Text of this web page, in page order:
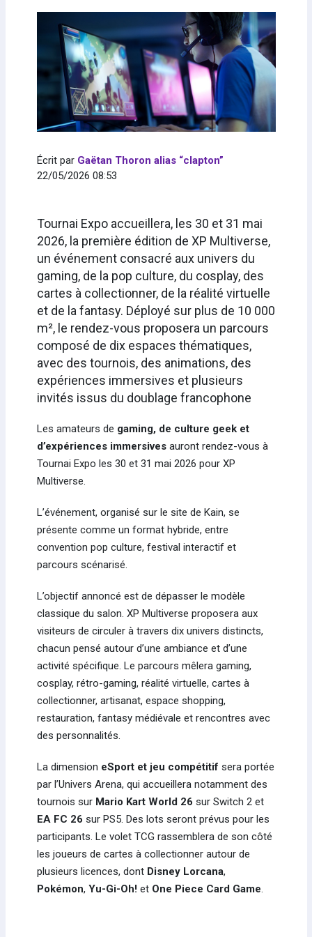
Écrit par Gaëtan Thoron alias “clapton”
22/05/2026 08:53
Tournai Expo accueillera, les 30 et 31 mai
2026, la première édition de XP Multiverse,
un événement consacré aux univers du
gaming, de la pop culture, du cosplay, des
cartes à collectionner, de la réalité virtuelle
et de la fantasy. Déployé sur plus de 10 000
m², le rendez-vous proposera un parcours
composé de dix espaces thématiques,
avec des tournois, des animations, des
expériences immersives et plusieurs
invités issus du doublage francophone
Les amateurs de gaming, de culture geek et
d’expériences immersivesauront rendez-vous à
Tournai Expo les 30 et 31 mai 2026 pour XP
Multiverse.
L’événement, organisé sur le site de Kain, se
présente comme un format hybride, entre
convention pop culture, festival interactif et
parcours scénarisé.
L’objectif annoncé est de dépasser le modèle
classique du salon. XP Multiverse proposera aux
visiteurs de circuler à travers dix univers distincts,
chacun pensé autour d’une ambiance et d’une
activité spécifique. Le parcours mêlera gaming,
cosplay, rétro-gaming, réalité virtuelle, cartes à
collectionner, artisanat, espace shopping,
restauration, fantasy médiévale et rencontres avec
des personnalités.
La dimension eSport et jeu compétitif sera portée
par l’Univers Arena, qui accueillera notamment des
tournois sur Mario Kart World 26 sur Switch 2 et
EA FC 26 sur PS5. Des lots seront prévus pour les
participants. Le volet TCG rassemblera de son côté
les joueurs de cartes à collectionner autour de
plusieurs licences, dont Disney Lorcana,
Pokémon, Yu-Gi-Oh!et One Piece Card Game.